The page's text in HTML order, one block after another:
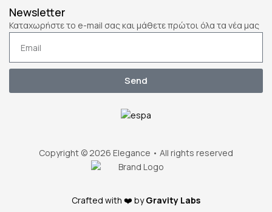
Newsletter
Καταχωρήστε το e-mail σας και μάθετε πρώτοι όλα τα νέα μας
Send
Copyright © 2026 Elegance • All rights reserved
Crafted with ❤️ byGravity Labs